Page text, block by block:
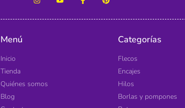
Menú
Inicio
Tienda
Quiénes somos
Blog
Categorías
Flecos
Encajes
Hilos
Borlas y pompones